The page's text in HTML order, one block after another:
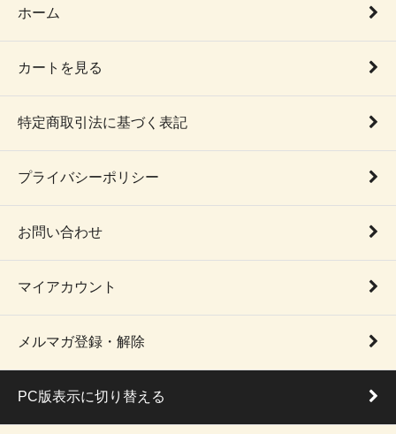
ホーム
カートを見る
特定商取引法に基づく表記
プライバシーポリシー
お問い合わせ
マイアカウント
メルマガ登録・解除
PC版表示に切り替える